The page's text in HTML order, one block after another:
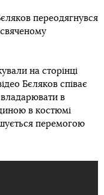
переодягнувся
на сторінці
Бєляков співає
в
в костюмі
перемогою